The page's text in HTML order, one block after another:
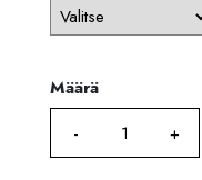
Määrä
Määrä